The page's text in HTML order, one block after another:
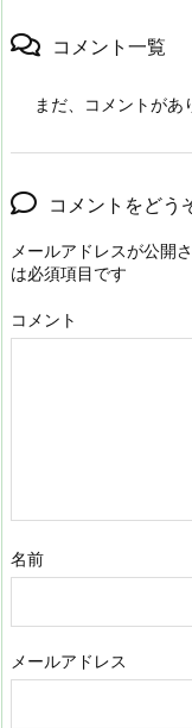
コメント一覧
まだ、コメントがあ
コメントをどう
メールアドレスが公開
は必須項目です
コメント
名前
メールアドレス